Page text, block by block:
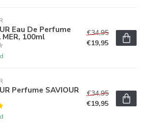
Eau De Perfume
MER, 100ml
€34,95
€19,95
Perfume SAVIOUR
€34,95
€19,95